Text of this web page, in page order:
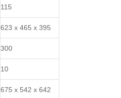
115
623 x 465 x 395
300
10
675 x 542 x 642